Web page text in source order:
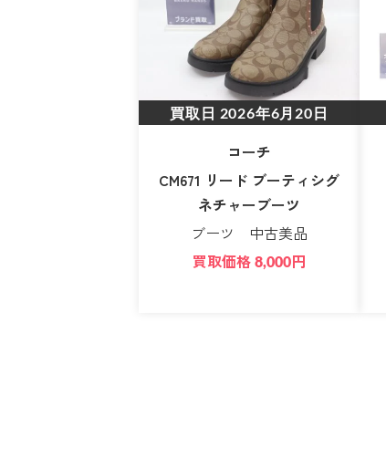
買取日 2026年6月20日
コーチ
CM671 リード ブーティシグ
ネチャーブーツ
ブーツ 中古美品
買取価格 8,000円